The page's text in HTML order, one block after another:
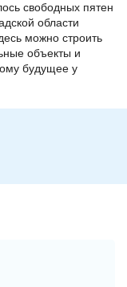
свободных пятен
области
можно строить
объекты и
будущее у